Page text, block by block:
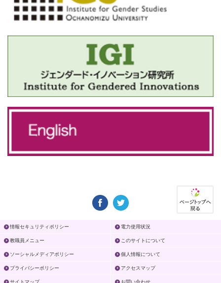
情報セキュリティポリシー 電力使用状況
教職員メニュー このサイトについて
ソーシャルメディアポリシー 個人情報について
プライバシーポリシー アクセスマップ